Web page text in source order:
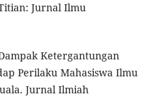
Jurnal Ilmu
Ketergantungan
Perilaku Mahasiswa Ilmu
Jurnal Ilmiah